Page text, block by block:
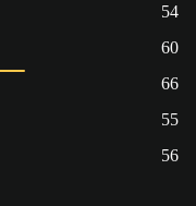
54
60
66
55
56